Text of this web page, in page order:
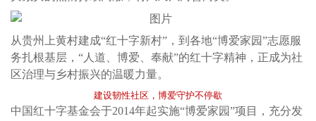
从贵州上黄村建成“红十字新村”，到各地“博爱家园”志愿服
务扎根基层，“人道、博爱、奉献”的红十字精神，正成为社
区治理与乡村振兴的温暖力量。
建设韧性社区，博爱守护不停歇
中国红十字基金会于2014年起实施“博爱家园”项目，充分发